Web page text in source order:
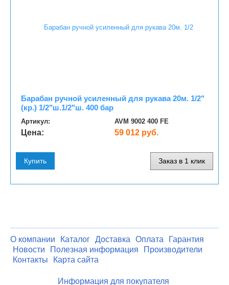
Барабан ручной усиленный для рукава 20м. 1/2"
(кр.) 1/2"ш.1/2"ш. 400 бар
Артикул: AVM 9002 400 FE
Цена: 59 012 руб.
Купить Заказ в 1 клик
О компании Каталог Доставка Оплата
Гарантия
Новости
Полезная информация
Производители
Контакты
Карта сайта
Информация для покупателя